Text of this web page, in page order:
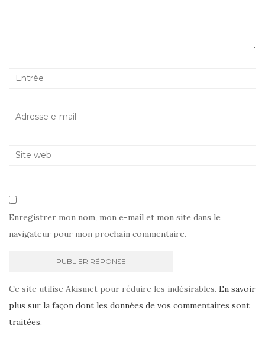
Enregistrer mon nom, mon e-mail et mon site dans le
navigateur pour mon prochain commentaire.
Ce site utilise Akismet pour réduire les indésirables. En savoir
plus sur la façon dont les données de vos commentaires sont
traitées.